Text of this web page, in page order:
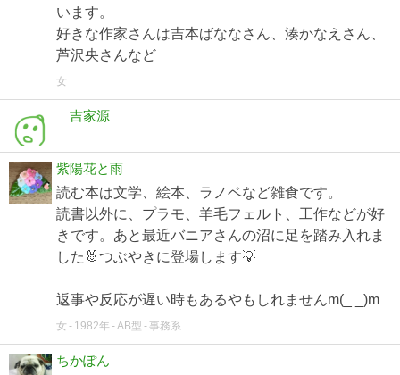
います。
好きな作家さんは吉本ばななさん、湊かなえさん、
芦沢央さんなど
女
吉家源
紫陽花と雨
読む本は文学、絵本、ラノベなど雑食です。
読書以外に、プラモ、羊毛フェルト、工作などが好
きです。あと最近バニアさんの沼に足を踏み入れま
した🐰つぶやきに登場します💡
返事や反応が遅い時もあるやもしれませんm(_ _)m
女 1982年 AB型 事務系
ちかぽん